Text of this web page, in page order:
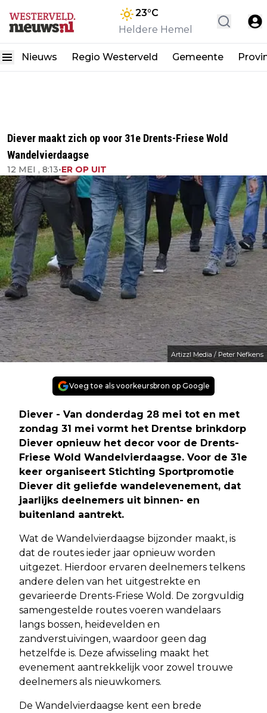
23°C
Heldere Hemel
Nieuws Regio Westerveld Gemeente
Diever maakt zich op voor 31e Drents-Friese Wold
Wandelvierdaagse
12 MEI , 8:13•ER OP UIT
Artizzl Media / Peter Nefkens
Voeg toe als voorkeursbron op Google
Diever - Van donderdag 28 mei tot en met
zondag 31 mei vormt het Drentse brinkdorp
Diever opnieuw het decor voor de Drents-
Friese Wold Wandelvierdaagse. Voor de 31e
keer organiseert Stichting Sportpromotie
Diever dit geliefde wandelevenement, dat
jaarlijks deelnemers uit binnen- en
buitenland aantrekt.
Wat de Wandelvierdaagse bijzonder maakt, is
dat de routes ieder jaar opnieuw worden
uitgezet. Hierdoor ervaren deelnemers telkens
andere delen van het uitgestrekte en
gevarieerde Drents-Friese Wold. De zorgvuldig
samengestelde routes voeren wandelaars
langs bossen, heidevelden en
zandverstuivingen, waardoor geen dag
hetzelfde is. Deze afwisseling maakt het
evenement aantrekkelijk voor zowel trouwe
deelnemers als nieuwkomers.
De Wandelvierdaagse kent een brede